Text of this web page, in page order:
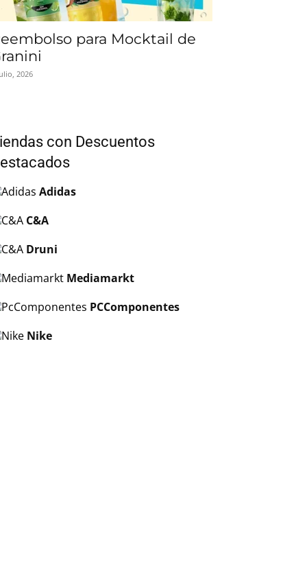
para Mocktail de
2026
con Descuentos
Adidas
C&A
Druni
Mediamarkt
PCComponentes
Nike